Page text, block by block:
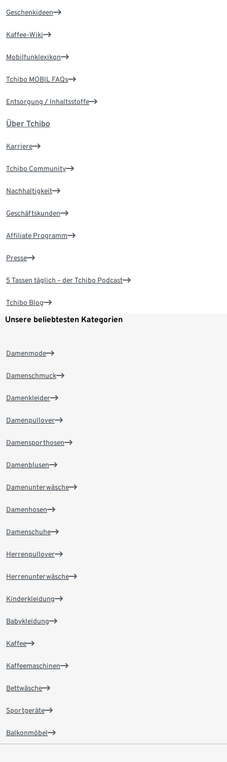
Geschenkideen
Kaffee-Wiki
Mobilfunklexikon
Tchibo MOBIL FAQs
Entsorgung / Inhaltsstoffe
Über Tchibo
Karriere
Tchibo Community
Nachhaltigkeit
Geschäftskunden
Affiliate Programm
Presse
5 Tassen täglich – der Tchibo Podcast
Tchibo Blog
Unsere beliebtesten Kategorien
Damenmode
Damenschmuck
Damenkleider
Damenpullover
Damensporthosen
Damenblusen
Damenunterwäsche
Damenhosen
Damenschuhe
Herrenpullover
Herrenunterwäsche
Kinderkleidung
Babykleidung
Kaffee
Kaffeemaschinen
Bettwäsche
Sportgeräte
Balkonmöbel